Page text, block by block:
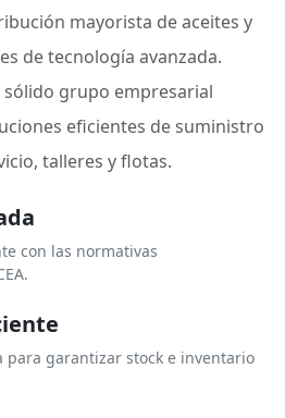
mayorista de aceites y
de tecnología avanzada.
grupo empresarial
eficientes de suministro
talleres y flotas.
con las normativas
para garantizar stock e inventario